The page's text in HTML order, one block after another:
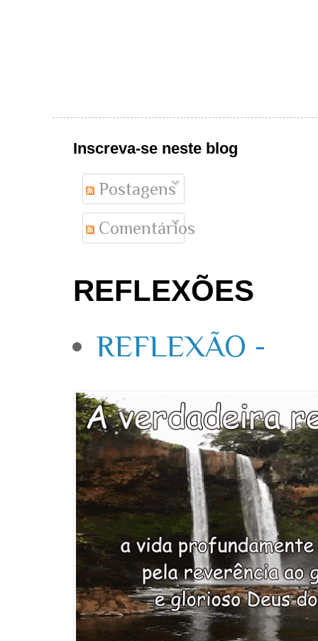
Inscreva-se neste blog
Postagens
Comentários
REFLEXÕES
REFLEXÃO -